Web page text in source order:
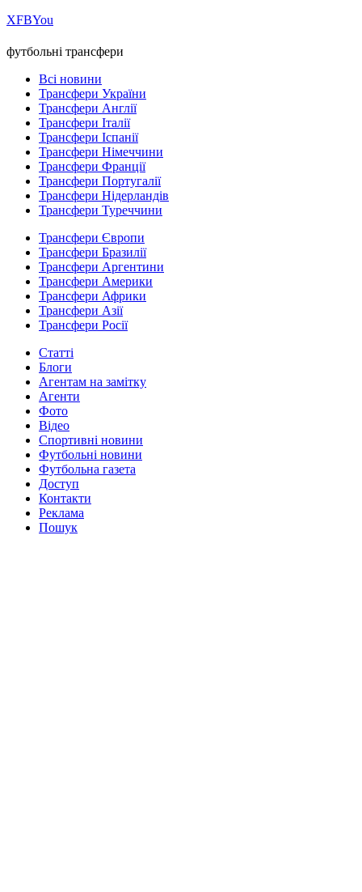
ХFBYou
футбольні трансфери
Всі новини
Трансфери України
Трансфери Англії
Трансфери Італії
Трансфери Іспанії
Трансфери Німеччини
Трансфери Франції
Трансфери Португалії
Трансфери Нідерландів
Трансфери Туреччини
Трансфери Європи
Трансфери Бразилії
Трансфери Аргентини
Трансфери Америки
Трансфери Африки
Трансфери Азії
Трансфери Росії
Статті
Блоги
Агентам на замітку
Агенти
Фото
Відео
Спортивні новини
Футбольні новини
Футбольна газета
Доступ
Контакти
Реклама
Пошук